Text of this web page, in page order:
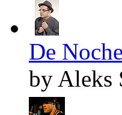
De
by Aleks